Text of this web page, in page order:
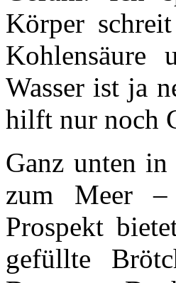
Körper
Kohlensäure
Wasser ist ja
hilft nur noch
Ganz unten
zum Meer –
Prospekt
gefüllte